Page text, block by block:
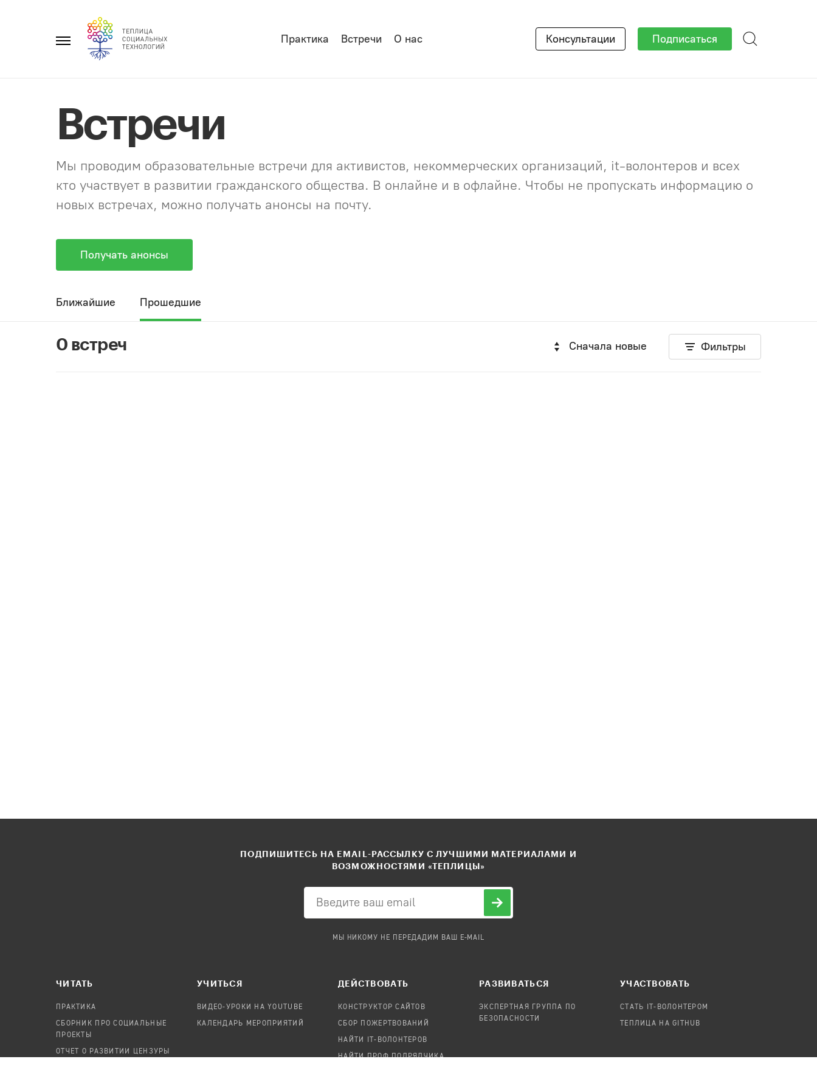
Главное
Практика Встречи О нас Консультации Подписаться
Встречи
Мы проводим образовательные встречи для активистов, некоммерческих организаций, it-волонтеров и всех
кто участвует в развитии гражданского общества. В онлайне и в офлайне. Чтобы не пропускать информацию о
новых встречах, можно получать анонсы на почту.
Получать анонсы
Ближайшие Прошедшие
0 встреч Сначала новые Фильтры
ПОДПИШИТЕСЬ НА EMAIL-РАССЫЛКУ С ЛУЧШИМИ МАТЕРИАЛАМИ И
ВОЗМОЖНОСТЯМИ «ТЕПЛИЦЫ»
МЫ НИКОМУ НЕ ПЕРЕДАДИМ ВАШ E-MAIL
ЧИТАТЬ
ПРАКТИКА
СБОРНИК ПРО СОЦИАЛЬНЫЕ
ПРОЕКТЫ
ОТЧЕТ О РАЗВИТИИ ЦЕНЗУРЫ
УЧИТЬСЯ
ВИДЕО-УРОКИ НА YOUTUBE
КАЛЕНДАРЬ МЕРОПРИЯТИЙ
ДЕЙСТВОВАТЬ
КОНСТРУКТОР САЙТОВ
СБОР ПОЖЕРТВОВАНИЙ
НАЙТИ IT-ВОЛОНТЕРОВ
НАЙТИ ПРОФ.ПОДРЯДЧИКА
РАЗВИВАТЬСЯ
ЭКСПЕРТНАЯ ГРУППА ПО
БЕЗОПАСНОСТИ
УЧАСТВОВАТЬ
СТАТЬ IT-ВОЛОНТЕРОМ
ТЕПЛИЦА НА GITHUB